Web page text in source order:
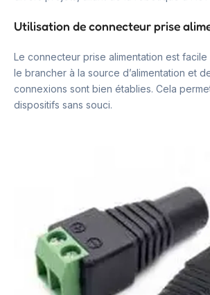
Utilisation de connecteur prise
Le connecteur prise alimentation est facile
le brancher à la source d’alimentation et
connexions sont bien établies. Cela
dispositifs sans souci.